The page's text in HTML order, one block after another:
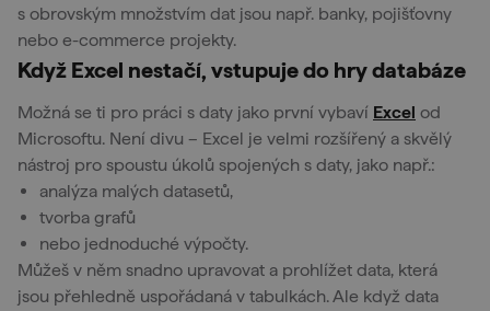
s obrovským množstvím dat jsou např. banky, pojišťovny
nebo e-commerce projekty.
Když Excel nestačí, vstupuje do hry databáze
Možná se ti pro práci s daty jako první vybaví Excel od
Microsoftu. Není divu – Excel je velmi rozšířený a skvělý
nástroj pro spoustu úkolů spojených s daty, jako např.:
analýza malých datasetů,
tvorba grafů
nebo jednoduché výpočty.
Můžeš v něm snadno upravovat a prohlížet data, která
jsou přehledně uspořádaná v tabulkách. Ale když data